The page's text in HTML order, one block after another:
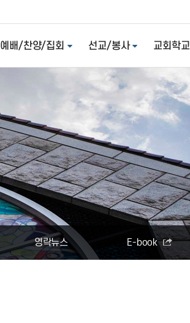
예배/찬양/집회 선교/봉사 교회학교
영락뉴스 E-book